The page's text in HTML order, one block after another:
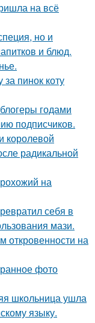
на всё
но и
и блюд.
пинок коту
годами
подписчиков.
королевой
радикальной
на
себя в
мази.
откровенности на
фото
школьница ушла
языку.